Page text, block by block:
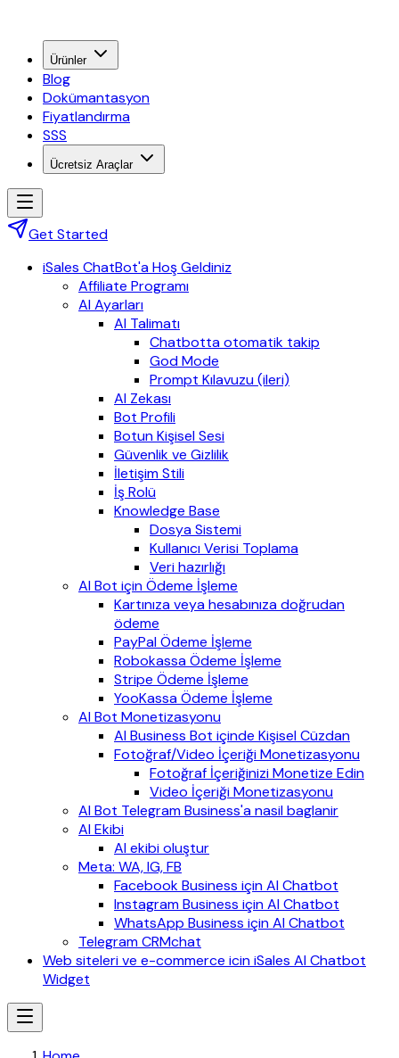
Ürünler
Blog
Dokümantasyon
Fiyatlandırma
SSS
Ücretsiz Araçlar
Get Started
iSales ChatBot'a Hoş Geldiniz
Affiliate Programı
AI Ayarları
AI Talimatı
Chatbotta otomatik takip
God Mode
Prompt Kılavuzu (ileri)
AI Zekası
Bot Profili
Botun Kişisel Sesi
Güvenlik ve Gizlilik
İletişim Stili
İş Rolü
Knowledge Base
Dosya Sistemi
Kullanıcı Verisi Toplama
Veri hazırlığı
AI Bot için Ödeme İşleme
Kartınıza veya hesabınıza doğrudan
ödeme
PayPal Ödeme İşleme
Robokassa Ödeme İşleme
Stripe Ödeme İşleme
YooKassa Ödeme İşleme
AI Bot Monetizasyonu
AI Business Bot içinde Kişisel Cüzdan
Fotoğraf/Video İçeriği Monetizasyonu
Fotoğraf İçeriğinizi Monetize Edin
Video İçeriği Monetizasyonu
AI Bot Telegram Business'a nasil baglanir
AI Ekibi
AI ekibi oluştur
Meta: WA, IG, FB
Facebook Business için AI Chatbot
Instagram Business için AI Chatbot
WhatsApp Business için AI Chatbot
Telegram CRMchat
Web siteleri ve e-commerce icin iSales AI Chatbot
Widget